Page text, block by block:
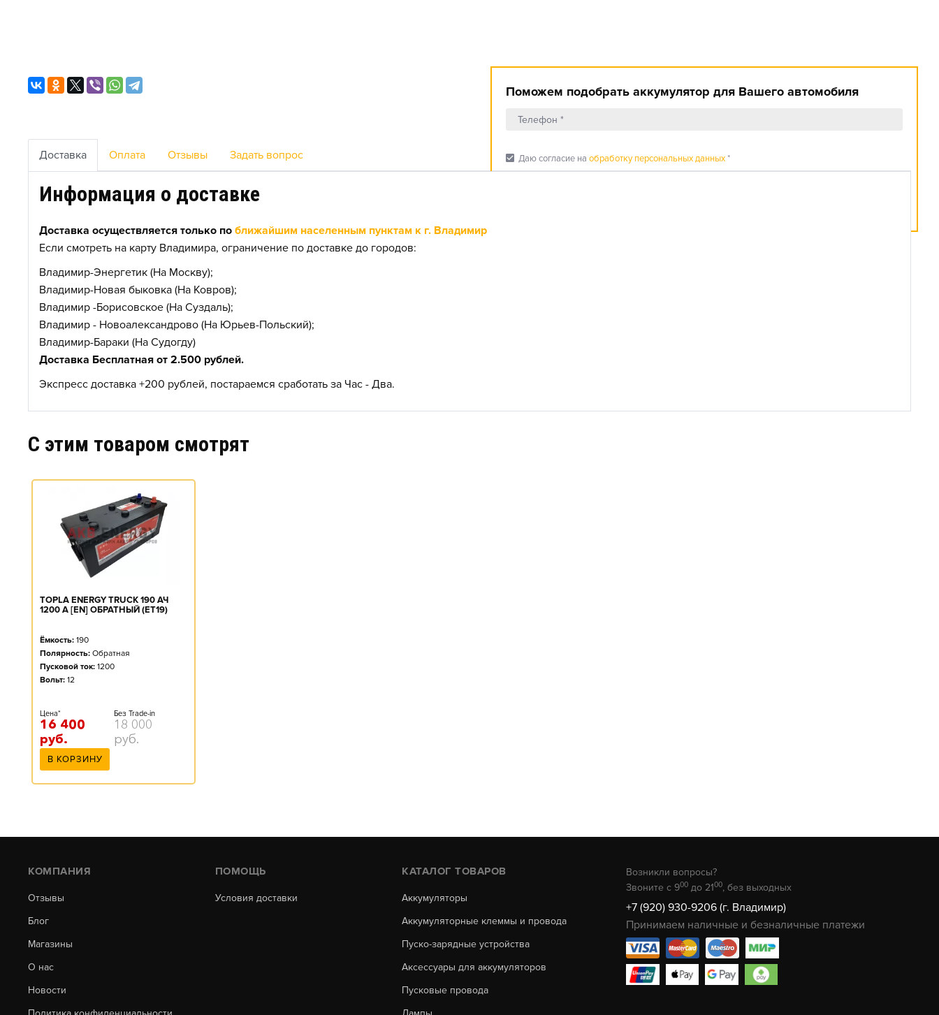
Поможем подобрать аккумулятор для Вашего автомобиля
check_box Даю согласие на обработку персональных данных*
Доставка Оплата Отзывы Задать вопрос
Информация о доставке
Доставка осуществляется только по ближайшим населенным пунктам к г. Владимир
Если смотреть на карту Владимира, ограничение по доставке до городов:
Владимир-Энергетик (На Москву);
Владимир-Новая быковка (На Ковров);
Владимир -Борисовское (На Суздаль);
Владимир - Новоалександрово (На Юрьев-Польский);
Владимир-Бараки (На Судогду)
Доставка Бесплатная от 2.500 рублей.
Экспресс доставка +200 рублей, постараемся сработать за Час - Два.
C этим товаром смотрят
TOPLA ENERGY TRUCK 190 АЧ
1200 А [EN] ОБРАТНЫЙ (ET19)
Ёмкость: 190
Полярность: Обратная
Пусковой ток: 1200
Вольт: 12
Цена*
16 400
руб.
Без Trade-in
18 000
руб.
В КОРЗИНУ
КОМПАНИЯ
Отзывы
Блог
Магазины
О нас
Новости
ПОМОЩЬ
Условия доставки
КАТАЛОГ ТОВАРОВ
Аккумуляторы
Аккумуляторные клеммы и провода
Пуско-зарядные устройства
Аксессуары для аккумуляторов
Пусковые провода
Возникли вопросы?
Звоните с 900 до 2100, без выходных
+7 (920) 930-9206 (г. Владимир)
Принимаем наличные и безналичные платежи